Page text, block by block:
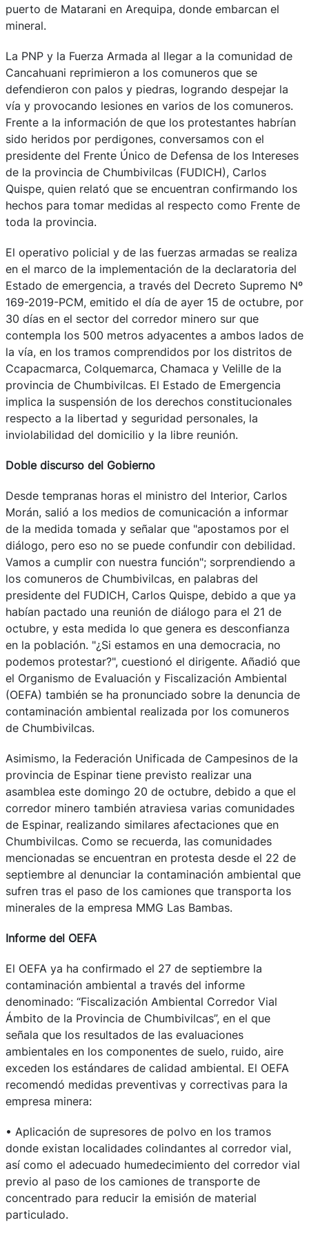
puerto de Matarani en Arequipa, donde embarcan el
mineral.
La PNP y la Fuerza Armada al llegar a la comunidad de
Cancahuani reprimieron a los comuneros que se
defendieron con palos y piedras, logrando despejar la
vía y provocando lesiones en varios de los comuneros.
Frente a la información de que los protestantes habrían
sido heridos por perdigones, conversamos con el
presidente del Frente Único de Defensa de los Intereses
de la provincia de Chumbivilcas (FUDICH), Carlos
Quispe, quien relató que se encuentran confirmando los
hechos para tomar medidas al respecto como Frente de
toda la provincia.
El operativo policial y de las fuerzas armadas se realiza
en el marco de la implementación de la declaratoria del
Estado de emergencia, a través del Decreto Supremo Nº
169-2019-PCM, emitido el día de ayer 15 de octubre, por
30 días en el sector del corredor minero sur que
contempla los 500 metros adyacentes a ambos lados de
la vía, en los tramos comprendidos por los distritos de
Ccapacmarca, Colquemarca, Chamaca y Velille de la
provincia de Chumbivilcas. El Estado de Emergencia
implica la suspensión de los derechos constitucionales
respecto a la libertad y seguridad personales, la
inviolabilidad del domicilio y la libre reunión.
Doble discurso del Gobierno
Desde tempranas horas el ministro del Interior, Carlos
Morán, salió a los medios de comunicación a informar
de la medida tomada y señalar que "apostamos por el
diálogo, pero eso no se puede confundir con debilidad.
Vamos a cumplir con nuestra función"; sorprendiendo a
los comuneros de Chumbivilcas, en palabras del
presidente del FUDICH, Carlos Quispe, debido a que ya
habían pactado una reunión de diálogo para el 21 de
octubre, y esta medida lo que genera es desconfianza
en la población. "¿Si estamos en una democracia, no
podemos protestar?", cuestionó el dirigente. Añadió que
el Organismo de Evaluación y Fiscalización Ambiental
(OEFA) también se ha pronunciado sobre la denuncia de
contaminación ambiental realizada por los comuneros
de Chumbivilcas.
Asimismo, la Federación Unificada de Campesinos de la
provincia de Espinar tiene previsto realizar una
asamblea este domingo 20 de octubre, debido a que el
corredor minero también atraviesa varias comunidades
de Espinar, realizando similares afectaciones que en
Chumbivilcas. Como se recuerda, las comunidades
mencionadas se encuentran en protesta desde el 22 de
septiembre al denunciar la contaminación ambiental que
sufren tras el paso de los camiones que transporta los
minerales de la empresa MMG Las Bambas.
Informe del OEFA
El OEFA ya ha confirmado el 27 de septiembre la
contaminación ambiental a través del informe
denominado: “Fiscalización Ambiental Corredor Vial
Ámbito de la Provincia de Chumbivilcas”, en el que
señala que los resultados de las evaluaciones
ambientales en los componentes de suelo, ruido, aire
exceden los estándares de calidad ambiental. El OEFA
recomendó medidas preventivas y correctivas para la
empresa minera:
• Aplicación de supresores de polvo en los tramos
donde existan localidades colindantes al corredor vial,
así como el adecuado humedecimiento del corredor vial
previo al paso de los camiones de transporte de
concentrado para reducir la emisión de material
particulado.